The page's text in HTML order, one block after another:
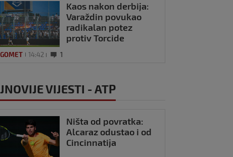
Kaos nakon derbija:
Varaždin povukao
radikalan potez
protiv Torcide
14:42 1
VIJESTI - ATP
Ništa od povratka:
Alcaraz odustao i od
Cincinnatija